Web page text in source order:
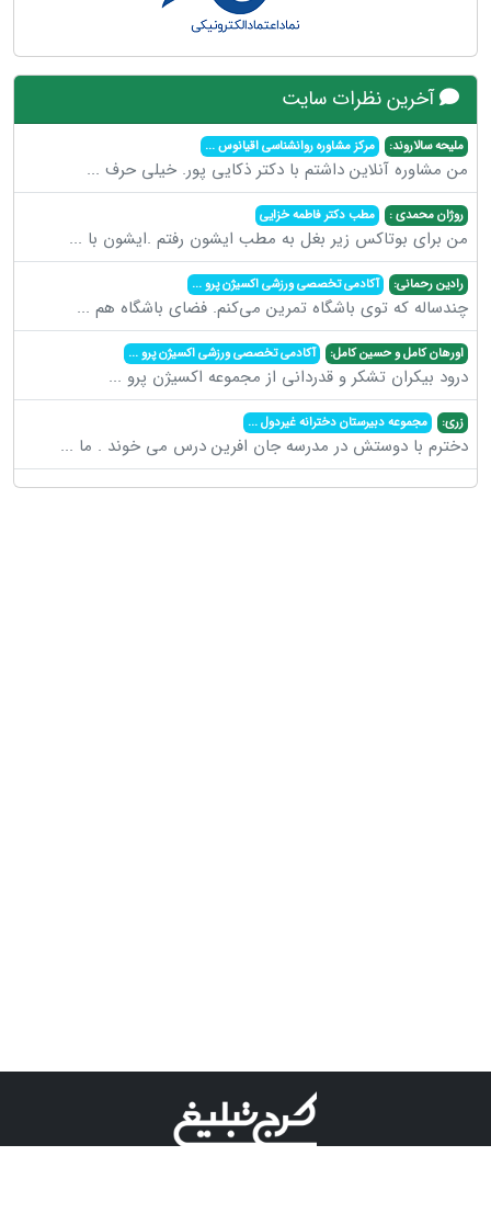
آخرین نظرات سایت
ملیحه سالاروند: مرکز مشاوره روانشناسی اقیانوس...
من مشاوره آنلاین داشتم با دکتر ذکایی پور. خیلی حرف ...
روژان محمدی : مطب دکتر فاطمه خزایی
من برای بوتاکس زیر بغل به مطب ایشون رفتم .ایشون با ...
رادین رحمانی: آکادمی تخصصی ورزشی اکسیژن پرو...
چندساله که توی باشگاه تمرین می‌کنم. فضای باشگاه هم ...
اورهان کامل و حسین کامل: آکادمی تخصصی ورزشی اکسیژن پرو...
درود بیکران تشکر و قدردانی از مجموعه اکسیژن پرو ...
زری: مجموعه دبیرستان دخترانه غیردول...
دخترم با دوستش در مدرسه جان افرین درس می خوند . ما ...